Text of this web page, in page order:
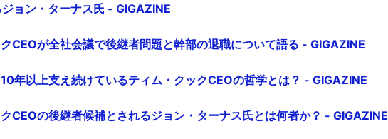
ョン・ターナス氏 - GIGAZINE
CEOが全社会議で後継者問題と幹部の退職について語る - GIGAZINE
年以上支え続けているティム・クックCEOの哲学とは？ - GIGAZINE
CEOの後継者候補とされるジョン・ターナス氏とは何者か？ - GIGAZINE